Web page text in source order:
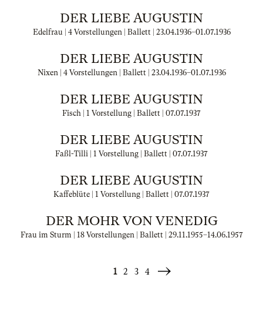
DER LIEBE AUGUSTIN
Edelfrau | 4 Vorstellungen | Ballett | 23.04.1936–01.07.1936
DER LIEBE AUGUSTIN
Nixen | 4 Vorstellungen | Ballett | 23.04.1936–01.07.1936
DER LIEBE AUGUSTIN
Fisch | 1 Vorstellung | Ballett | 07.07.1937
DER LIEBE AUGUSTIN
Faßl-Tilli | 1 Vorstellung | Ballett | 07.07.1937
DER LIEBE AUGUSTIN
Kaffeblüte | 1 Vorstellung | Ballett | 07.07.1937
DER MOHR VON VENEDIG
Frau im Sturm | 18 Vorstellungen | Ballett | 29.11.1955–14.06.1957
1 2 3 4
Weiter